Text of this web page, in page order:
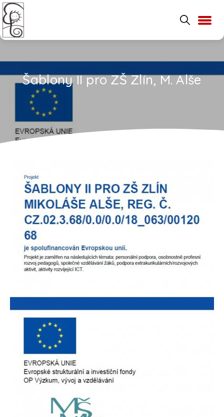
Šablony II pro ZŠ Zlín, M. Alše